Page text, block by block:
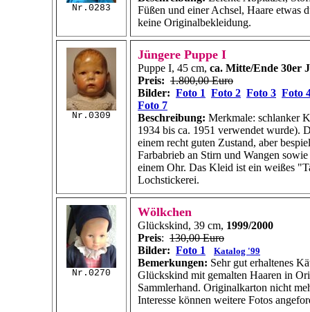
Nr.0283
Füßen und einer Achsel, Haare etwas
keine Originalbekleidung.
Nr.0309
Jüngere Puppe I
Puppe I, 45 cm, ca. Mitte/Ende 30er
Preis: 1.800,00 Euro
Bilder: Foto 1 Foto 2 Foto 3 Foto
Foto 7
Beschreibung: Merkmale: schlanker
1934 bis ca. 1951 verwendet wurde).
einem recht guten Zustand, aber
Farbabrieb an Stirn und Wangen
einem Ohr. Das Kleid ist ein weißes
Lochstickerei.
Nr.0270
Wölkchen
Glückskind, 39 cm, 1999/2000
Preis: 130,00 Euro
Bilder: Foto 1 Katalog '99
Bemerkungen: Sehr gut erhaltenes
Glückskind mit gemalten Haaren in
Sammlerhand. Originalkarton nicht
Interesse können weitere Fotos